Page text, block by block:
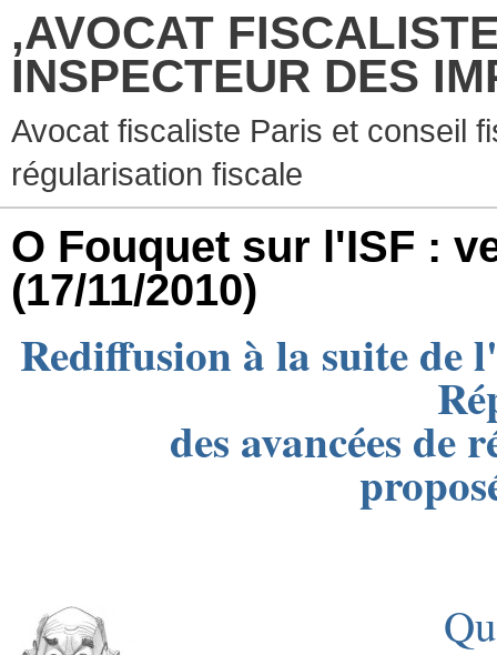
,AVOCAT
INSPECTEUR DES
Avocat fiscaliste Paris et conseil
régularisation fiscale
O Fouquet sur l'ISF :
(17/11/2010)
Rediffusion à la suite de
des avancées de